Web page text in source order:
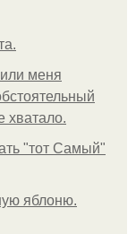
меня
хватало.
"тот Самый"
яблоню.